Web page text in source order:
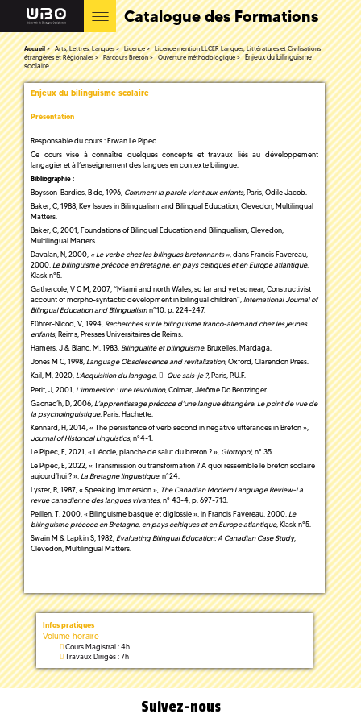
Catalogue des Formations
Accueil Arts, Lettres, Langues Licence
Licence mention LLCER Langues, Littératures et Civilisations
étrangères et Régionales
Parcours Breton Ouverture méthodologique
Enjeux du bilinguisme
scolaire
Enjeux du bilinguisme scolaire
Présentation
Responsable du cours : Erwan Le Pipec
Ce cours vise à connaître quelques concepts et travaux liés au développement
langagier et à l’enseignement des langues en contexte bilingue.
Bibliographie :
Boysson-Bardies, B de, 1996, Comment la parole vient aux enfants, Paris, Odile Jacob.
Baker, C, 1988, Key Issues in Bilingualism and Bilingual Education, Clevedon, Multilingual
Matters.
Baker, C, 2001, Foundations of Bilingual Education and Bilingualism, Clevedon,
Multilingual Matters.
Davalan, N, 2000, « Le verbe chez les bilingues bretonnants » , dans Francis Favereau,
2000, Le bilinguisme précoce en Bretagne, en pays celtiques et en Europe atlantique,
Klask n°5.
Gathercole, V C M, 2007, “Miami and north Wales, so far and yet so near, Constructivist
account of morpho-syntactic development in bilingual children”, International Journal of
Bilingual Education and Bilingualismn°10, p. 224-247.
Führer-Nicod, V, 1994, Recherches sur le bilinguisme franco-allemand chez les jeunes
enfants, Reims, Presses Universitaires de Reims.
Hamers, J & Blanc, M, 1983, Bilingualité et bilinguisme, Bruxelles, Mardaga.
Jones M C, 1998, Language Obsolescence and revitalization, Oxford, Clarendon Press.
Kail, M, 2020, L'Acquisition du langage, Que sais-je ?, Paris, P.U.F.
Petit, J, 2001, L’immersion : une révolution, Colmar, Jérôme Do Bentzinger.
Gaonac’h, D, 2006, L’apprentissage précoce d’une langue étrangère. Le point de vue de
la psycholinguistique, Paris, Hachette.
Kennard, H, 2014, « The persistence of verb second in negative utterances in Breton »,
Journal of Historical Linguistics, n°4-1.
Le Pipec, E, 2021, « L’école, planche de salut du breton ? », Glottopol, n° 35.
Le Pipec, E, 2022, « Transmission ou transformation ? A quoi ressemble le breton scolaire
aujourd’hui ? », La Bretagne linguistique, n°24.
Lyster, R, 1987, « Speaking Immersion », The Canadian Modern Language Review-La
revue canadienne des langues vivantes, n° 43-4, p. 697-713.
Peillen, T, 2000, « Bilinguisme basque et diglossie », in Francis Favereau, 2000, Le
bilinguisme précoce en Bretagne, en pays celtiques et en Europe atlantique, Klask n°5.
Swain M & Lapkin S, 1982, Evaluating Bilingual Education: A Canadian Case Study,
Clevedon, Multilingual Matters.
Infos pratiques
Volume horaire
Cours Magistral : 4h
Travaux Dirigés : 7h
Suivez-nous